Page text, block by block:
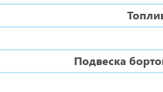
Подвеска